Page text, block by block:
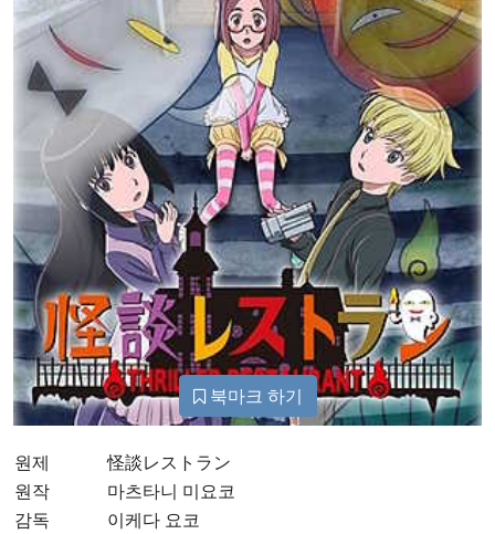
북마크 하기
원제
怪談レストラン
원작
마츠타니 미요코
감독
이케다 요코